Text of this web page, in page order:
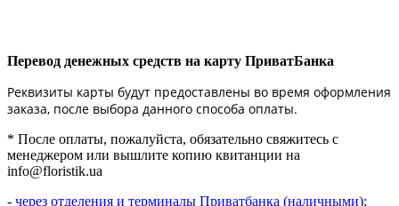
Перевод денежных средств на карту ПриватБанка
Реквизиты карты будут предоставлены во время оформления
заказа, после выбора данного способа оплаты.
* После оплаты, пожалуйста, обязательно свяжитесь с
менеджером или вышлите копию квитанции на
info@floristik.ua
- через отделения и терминалы Приватбанка (наличными);